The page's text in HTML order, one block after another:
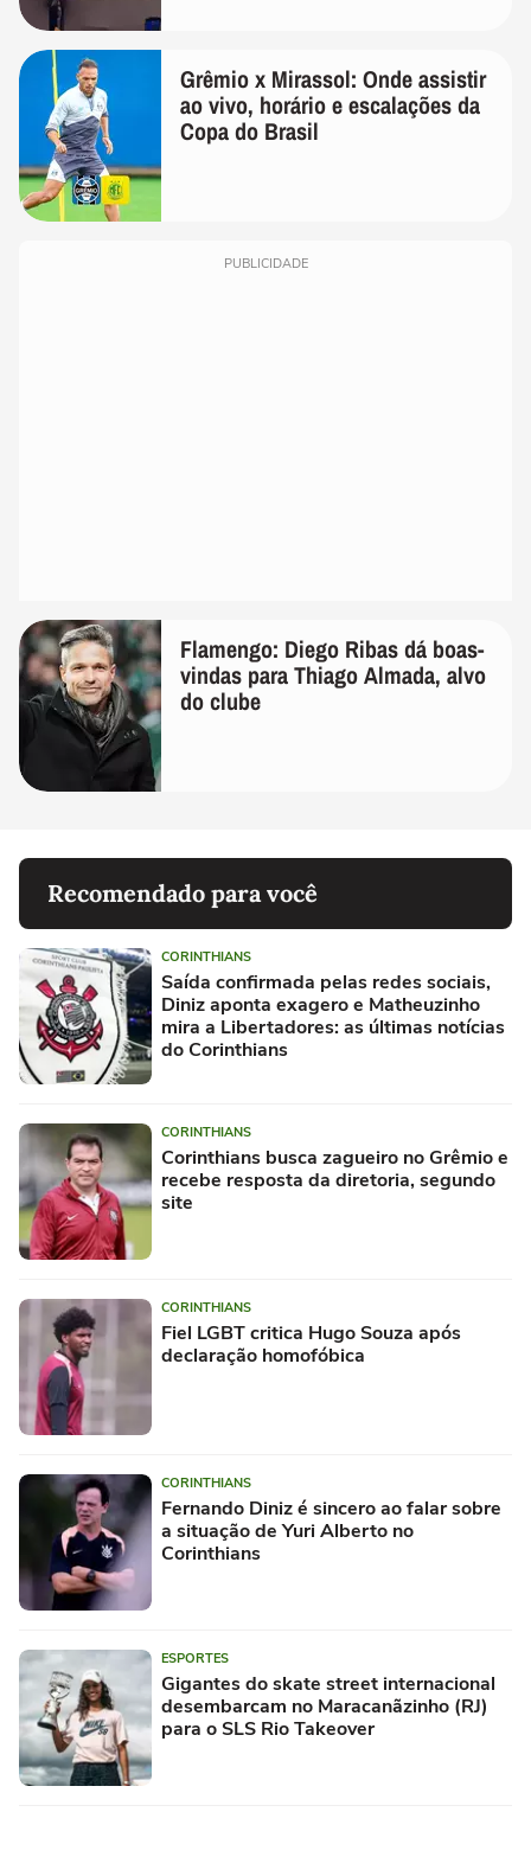
Grêmio x Mirassol: Onde assistir
ao vivo, horário e escalações da
Copa do Brasil
PUBLICIDADE
Flamengo: Diego Ribas dá boas-
vindas para Thiago Almada, alvo
do clube
Recomendado para você
CORINTHIANS
Saída confirmada pelas redes sociais,
Diniz aponta exagero e Matheuzinho
mira a Libertadores: as últimas notícias
do Corinthians
CORINTHIANS
Corinthians busca zagueiro no Grêmio e
recebe resposta da diretoria, segundo
site
CORINTHIANS
Fiel LGBT critica Hugo Souza após
declaração homofóbica
CORINTHIANS
Fernando Diniz é sincero ao falar sobre
a situação de Yuri Alberto no
Corinthians
ESPORTES
Gigantes do skate street internacional
desembarcam no Maracanãzinho (RJ)
para o SLS Rio Takeover